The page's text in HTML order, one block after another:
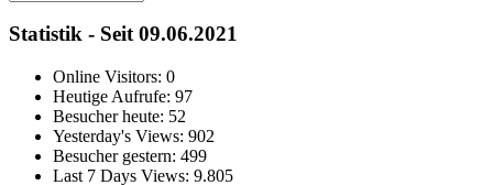
Statistik - Seit 09.06.2021
Online Visitors: 0
Heutige Aufrufe: 97
Besucher heute: 52
Yesterday's Views: 902
Besucher gestern: 499
Last 7 Days Views: 9.805